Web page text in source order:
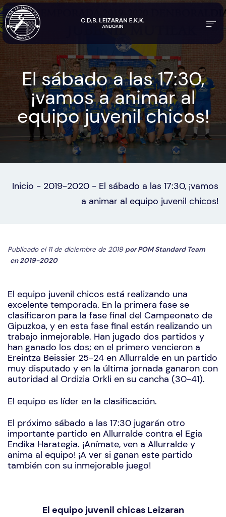
El sábado a las 17:30,
¡vamos a animar al
equipo juvenil chicos!
Inicio - 2019-2020 - El sábado a las 17:30, ¡vamos
a animar al equipo juvenil chicos!
Publicado el 11 de diciembre de 2019 porPOM Standard Team
en2019-2020
El equipo juvenil chicos está realizando una
excelente temporada. En la primera fase se
clasificaron para la fase final del Campeonato de
Gipuzkoa, y en esta fase final están realizando un
trabajo inmejorable. Han jugado dos partidos y
han ganado los dos; en el primero vencieron a
Ereintza Beissier 25-24 en Allurralde en un partido
muy disputado y en la última jornada ganaron con
autoridad al Ordizia Orkli en su cancha (30-41).
El equipo es líder en la clasificación.
El próximo sábado a las 17:30 jugarán otro
importante partido en Allurralde contra el Egia
Endika Harategia. ¡Anímate, ven a Allurralde y
anima al equipo! ¡A ver si ganan este partido
también con su inmejorable juego!
El equipo juvenil chicas Leizaran